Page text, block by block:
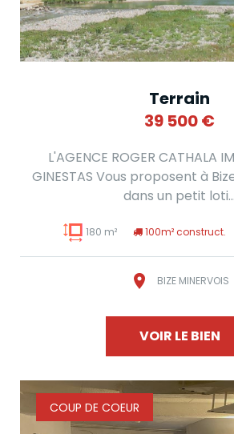
Terrain
39 500€
L'AGENCE ROGER CATHALA
GINESTAS Vous proposent à
dans un petit loti...
180 m² 100m² construct.
BIZE MINERVOIS
VOIR LE BIEN
COUP DE COEUR